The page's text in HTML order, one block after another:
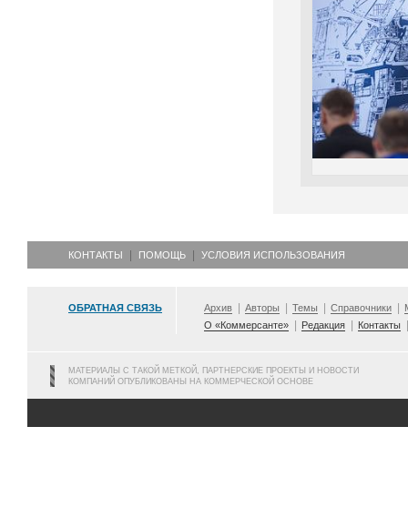
КОНТАКТЫ ПОМОЩЬ УСЛОВИЯ ИСПОЛЬЗОВАНИЯ
ОБРАТНАЯ СВЯЗЬ Архив Авторы Темы Справочники
О «Коммерсанте»
Редакция Контакты
МАТЕРИАЛЫ С ТАКОЙ МЕТКОЙ, ПАРТНЕРСКИЕ ПРОЕКТЫ И НОВОСТИ
КОМПАНИЙ ОПУБЛИКОВАНЫ НА КОММЕРЧЕСКОЙ ОСНОВЕ